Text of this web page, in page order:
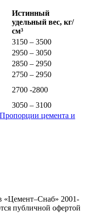
Истинный
удельный вес, кг/
см³
3150 – 3500
2950 – 3050
2850 – 2950
2750 – 2950
2700 -2800
3050 – 3100
Пропорции цемента и
«Цемент–Снаб» 2001-
публичной офертой